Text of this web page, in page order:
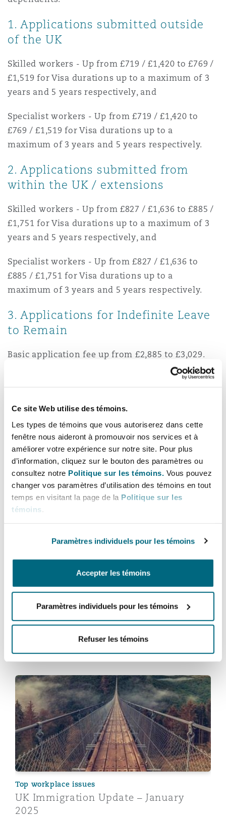
Ce site Web utilise des témoins.
Les types de témoins que vous autoriserez dans cette
fenêtre nous aideront à promouvoir nos services et à
améliorer votre expérience sur notre site. Pour plus
d’information, cliquez sur le bouton des paramètres ou
consultez notre Politique sur les témoins. Vous pouvez
changer vos paramètres d’utilisation des témoins en tout
temps en visitant la page de la Politique sur les
témoins
Paramètres individuels pour les témoins
Accepter les témoins
Paramètres individuels pour les témoins
Refuser les témoins
Entretien, réparation et
Droit aérien commercial
Satellites et espace
Droit maritime
Risques politiques et crédit
Responsabilité du fabricant
produits
Assurance biens
Réassurance
Bator
Jersey
York
County
Francisco
2 New Bailey
1. Applications submitted outside
of the UK
Skilled workers - Up from £719 / £1,420 to £769 /
£1,519 for Visa durations up to a maximum of 3
years and 5 years respectively, and
Specialist workers - Up from £719 / £1,420 to
£769 / £1,519 for Visa durations up to a
maximum of 3 years and 5 years respectively.
2. Applications submitted from
within the UK / extensions
Skilled workers - Up from £827 / £1,636 to £885 /
£1,751 for Visa durations up to a maximum of 3
years and 5 years respectively, and
Specialist workers - Up from £827 / £1,636 to
£885 / £1,751 for Visa durations up to a
maximum of 3 years and 5 years respectively.
3. Applications for Indefinite Leave
to Remain
Basic application fee up from £2,885 to £3,029.
Currently, there are no planned increases to the
Surcharge or Priority Services.
Given the substantial increase of CoS Fees to
£525 from £239, we recommend all eligible
applications be submitted prior to the 9 April
2025 deadline.
The complete list of fee increases appears at
Home Office immigration and nationality fees: 9
April 2025 - GOV.UK
or your regular Team contact.
Vous pourriez être intéressé
par...
UK Immigration Update – January 2025
Top workplace issues
UK Immigration Update – January
2025